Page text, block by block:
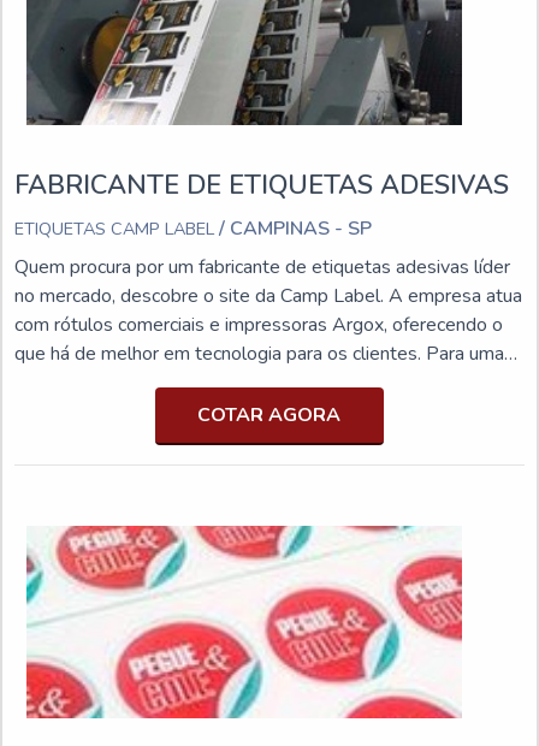
FABRICANTE DE ETIQUETAS ADESIVAS
ETIQUETAS CAMP LABEL / CAMPINAS - SP
Quem procura por um fabricante de etiquetas adesivas líder
no mercado, descobre o site da Camp Label. A empresa atua
com rótulos comerciais e impressoras Argox, oferecendo o
que há de melhor em tecnologia para os clientes. Para uma
maior satisfação dos clientes, a empresa busca investir nos
melhores profissionais do mercado, e em instalações
modernas, garantindo assim, a confiança e boa cotação no
mercado.A EMPRESA OFERECE DIVERSAS
etiquetas adesivas, é importante buscar uma empresa que
tenha produtos e serviços com impressão de qualidade e
com precisão, flexibilidade de aplicações, pequenos detalhes
mas de grande valia para saber a procedência e seriedade da
empresa.Se diferenciado dentro do segmento, a empresa
consegue também proporcionar um atendimento cuidadoso e
que busca a satisfação do cliente. Além disso, a Camp Label
COTAR AGORA